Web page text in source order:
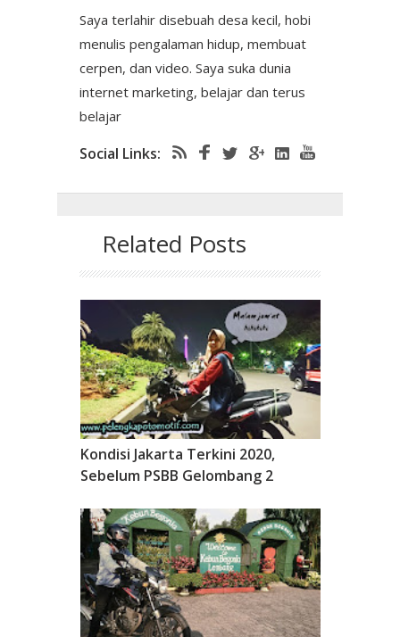
Saya terlahir disebuah desa kecil, hobi
menulis pengalaman hidup, membuat
cerpen, dan video. Saya suka dunia
internet marketing, belajar dan terus
belajar
Social Links:
Related Posts
Kondisi Jakarta Terkini 2020,
Sebelum PSBB Gelombang 2